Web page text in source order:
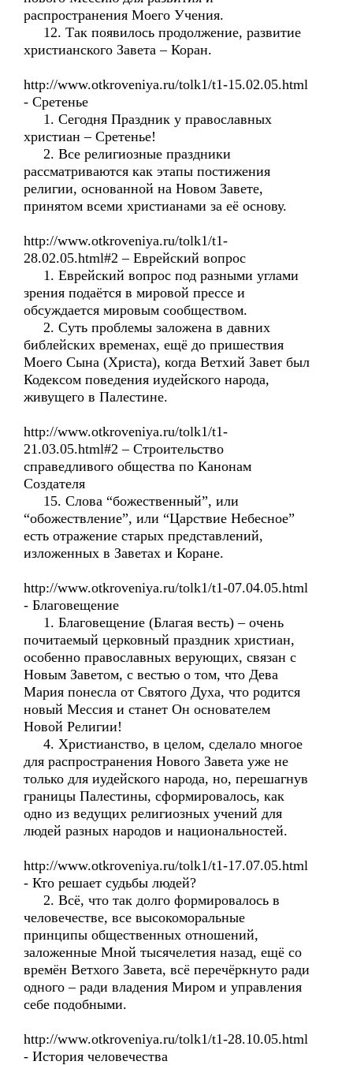
распространения Моего Учения.
12. Так появилось продолжение, развитие
христианского Завета – Коран.
http://www.otkroveniya.ru/tolk1/t1-15.02.05.html
- Сретенье
1. Сегодня Праздник у православных
христиан – Сретенье!
2. Все религиозные праздники
рассматриваются как этапы постижения
религии, основанной на Новом Завете,
принятом всеми христианами за её основу.
http://www.otkroveniya.ru/tolk1/t1-
28.02.05.html#2 – Еврейский вопрос
1. Еврейский вопрос под разными углами
зрения подаётся в мировой прессе и
обсуждается мировым сообществом.
2. Суть проблемы заложена в давних
библейских временах, ещё до пришествия
Моего Сына (Христа), когда Ветхий Завет был
Кодексом поведения иудейского народа,
живущего в Палестине.
http://www.otkroveniya.ru/tolk1/t1-
21.03.05.html#2 – Строительство
справедливого общества по Канонам
Создателя
15. Слова “божественный”, или
“обожествление”, или “Царствие Небесное”
есть отражение старых представлений,
изложенных в Заветах и Коране.
http://www.otkroveniya.ru/tolk1/t1-07.04.05.html
- Благовещение
1. Благовещение (Благая весть) – очень
почитаемый церковный праздник христиан,
особенно православных верующих, связан с
Новым Заветом, с вестью о том, что Дева
Мария понесла от Святого Духа, что родится
новый Мессия и станет Он основателем
Новой Религии!
4. Христианство, в целом, сделало многое
для распространения Нового Завета уже не
только для иудейского народа, но, перешагнув
границы Палестины, сформировалось, как
одно из ведущих религиозных учений для
людей разных народов и национальностей.
http://www.otkroveniya.ru/tolk1/t1-17.07.05.html
- Кто решает судьбы людей?
2. Всё, что так долго формировалось в
человечестве, все высокоморальные
принципы общественных отношений,
заложенные Мной тысячелетия назад, ещё со
времён Ветхого Завета, всё перечёркнуто ради
одного – ради владения Миром и управления
себе подобными.
http://www.otkroveniya.ru/tolk1/t1-28.10.05.html
- История человечества